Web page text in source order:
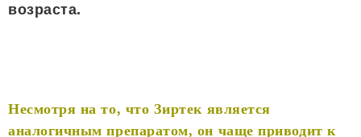
возраста.
Несмотря на то, что Зиртек является
аналогичным препаратом, он чаще приводит к